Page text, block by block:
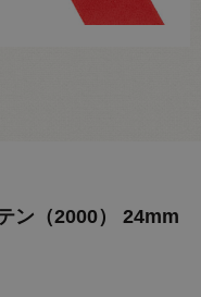
ン（2000） 24mm